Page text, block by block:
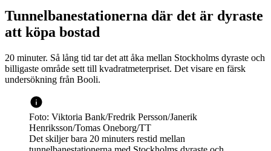
Tunnelbanestationerna där det är dyraste
att köpa bostad
20 minuter. Så lång tid tar det att åka mellan Stockholms dyraste och
billigaste område sett till kvadratmeterpriset. Det visare en färsk
undersökning från Booli.
Foto: Viktoria Bank/Fredrik Persson/Janerik
Henriksson/Tomas Oneborg/TT
Det skiljer bara 20 minuters restid mellan